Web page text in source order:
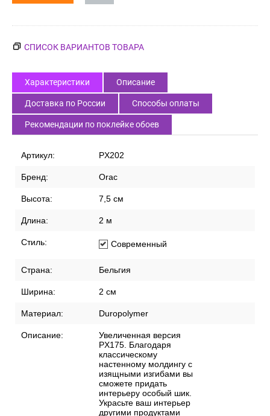
СПИСОК ВАРИАНТОВ ТОВАРА
Характеристики Описание
Доставка по России Способы оплаты
Рекомендации по поклейке обоев
Артикул: PX202
Бренд: Orac
Высота: 7,5 см
Длина: 2 м
Стиль: Современный
Страна: Бельгия
Ширина: 2 см
Материал: Duropolymer
Описание:
Увеличенная версия
PX175. Благодаря
классическому
настенному молдингу с
изящными изгибами вы
сможете придать
интерьеру особый шик.
Украсьте ваш интерьер
другими продуктами